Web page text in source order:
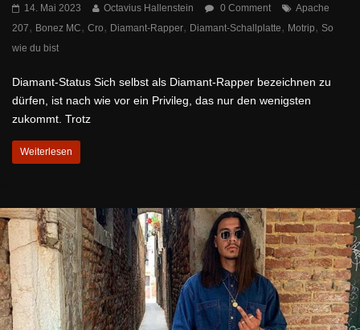
14. Mai 2023 Octavius Hallenstein 0 Comment
Apache
207, Bonez MC, Cro, Diamant-Rapper, Diamant-Schallplatte, Motrip, So
wie du bist
Diamant-Status Sich selbst als Diamant-Rapper bezeichnen zu
dürfen, ist nach wie vor ein Privileg, das nur den wenigsten
zukommt. Trotz
Weiterlesen